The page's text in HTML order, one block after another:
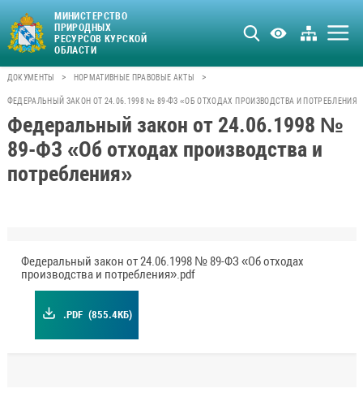
МИНИСТЕРСТВО
ПРИРОДНЫХ
РЕСУРСОВ КУРСКОЙ
ОБЛАСТИ
ДОКУМЕНТЫ > НОРМАТИВНЫЕ ПРАВОВЫЕ АКТЫ >
ФЕДЕРАЛЬНЫЙ ЗАКОН ОТ 24.06.1998 № 89-ФЗ «ОБ ОТХОДАХ ПРОИЗВОДСТВА И ПОТРЕБЛЕНИЯ»
Федеральный закон от 24.06.1998 №
89-ФЗ «Об отходах производства и
потребления»
Федеральный закон от 24.06.1998 № 89-ФЗ «Об отходах
производства и потребления».pdf
.PDF (855.4КБ)